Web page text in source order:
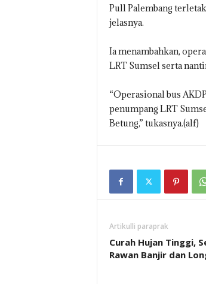
Pull Palembang
jelasnya.
Ia menambahkan,
LRT Sumsel serta
“Operasional bus
penumpang LRT
Betung,” tukasnya.(alf)
Artikulli paraprak
Curah Hujan Tinggi,
Rawan Banjir dan